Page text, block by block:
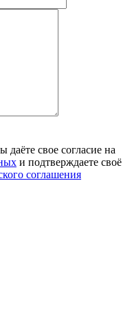
свое согласие на
и подтверждаете своё
соглашения